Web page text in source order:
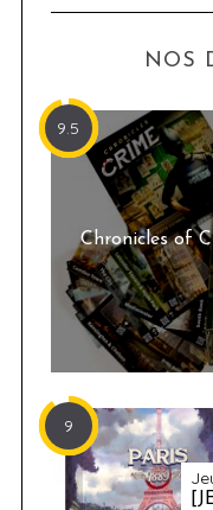
NOS
9.5
Chronicles of
9